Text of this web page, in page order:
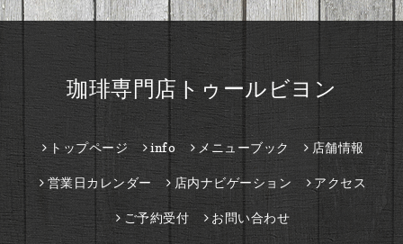
珈琲専門店トゥールビヨン
トップページ info メニューブック 店舗情報
営業日カレンダー 店内ナビゲーション アクセス
ご予約受付 お問い合わせ